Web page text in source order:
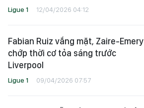
Ligue 1 12/04/2026 04:12
Fabian Ruiz vắng mặt, Zaire-Emery
chớp thời cơ tỏa sáng trước
Liverpool
Ligue 1 09/04/2026 07:57